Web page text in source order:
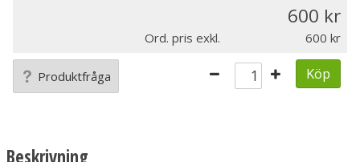
600
Ord. pris exkl. 600
Produktfråga Köp
Beskrivning